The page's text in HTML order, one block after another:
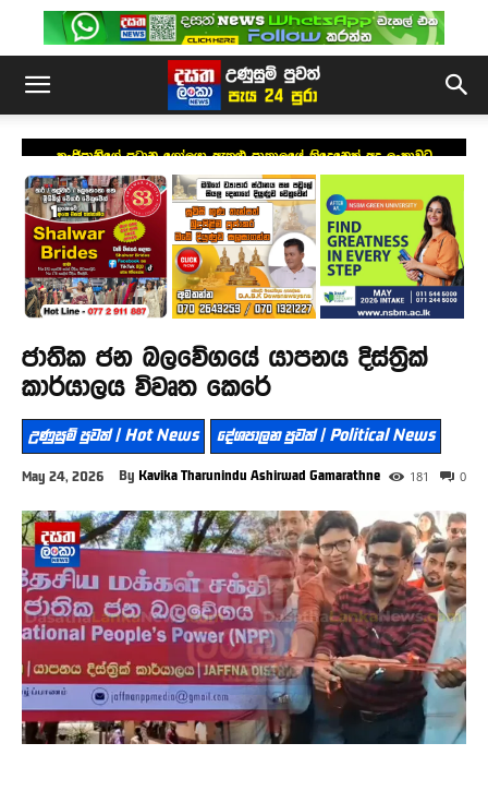
කංජිපානිගේ ප්‍රධාන ගෝලයා ඇතුළු පාතාලයේ තිදෙනෙක් අද ලංකාවට
ජාතික ජන බලවේගයේ යාපනය දිස්ත්‍රික්
කාර්යාලය විවෘත කෙරේ
උණුසුම් පුවත් | Hot News දේශපාලන පුවත් | Political News
May 24, 2026 By Kavika Tharunindu Ashirwad Gamarathne 0
181